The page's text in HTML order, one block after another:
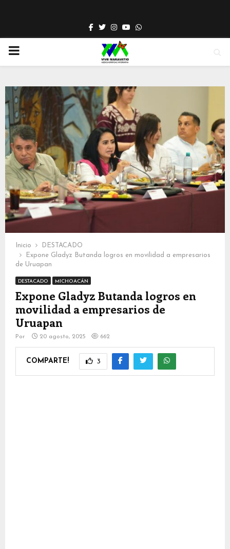
Facebook
TwitterInstagram
YoutubeWhatsapp
PRIMARY
Inicio
DESTACADO
Expone Gladyz Butanda logros en movilidad a empresarios
de Uruapan
DESTACADO MICHOACÁN
Expone Gladyz Butanda logros en
movilidad a empresarios de
Uruapan
Por 20 agosto, 2025 662
COMPARTE! 3